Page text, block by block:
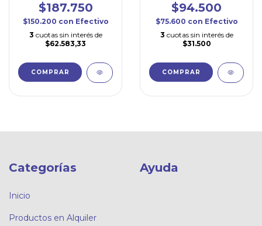
$187.750
$150.200 con Efectivo
3 cuotas sin interés de
$62.583,33
$94.500
$75.600 con Efectivo
3 cuotas sin interés de
$31.500
Categorías
Inicio
Productos en Alquiler
Ayuda